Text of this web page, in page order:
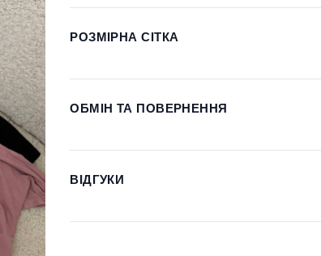
РОЗМІРНА СІТКА
ОБМІН ТА ПОВЕРНЕННЯ
ВІДГУКИ